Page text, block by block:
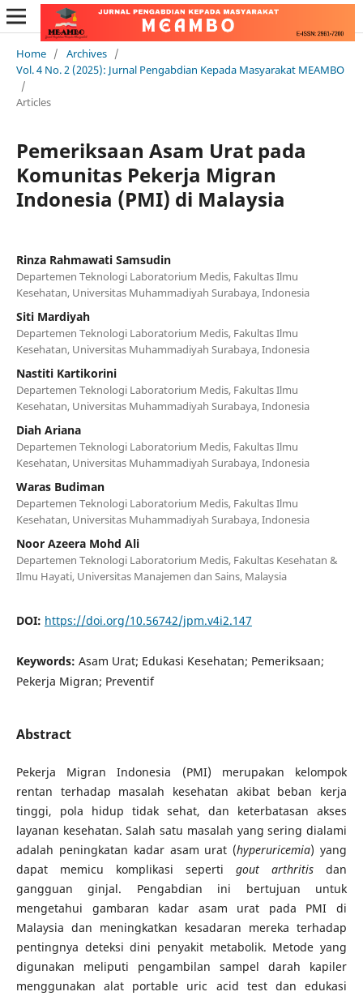
Home / Archives /
Vol. 4 No. 2 (2025): Jurnal Pengabdian Kepada Masyarakat MEAMBO
/
Articles
Pemeriksaan Asam Urat pada
Komunitas Pekerja Migran
Indonesia (PMI) di Malaysia
Rinza Rahmawati Samsudin
Departemen Teknologi Laboratorium Medis, Fakultas Ilmu
Kesehatan, Universitas Muhammadiyah Surabaya, Indonesia
Siti Mardiyah
Departemen Teknologi Laboratorium Medis, Fakultas Ilmu
Kesehatan, Universitas Muhammadiyah Surabaya, Indonesia
Nastiti Kartikorini
Departemen Teknologi Laboratorium Medis, Fakultas Ilmu
Kesehatan, Universitas Muhammadiyah Surabaya, Indonesia
Diah Ariana
Departemen Teknologi Laboratorium Medis, Fakultas Ilmu
Kesehatan, Universitas Muhammadiyah Surabaya, Indonesia
Waras Budiman
Departemen Teknologi Laboratorium Medis, Fakultas Ilmu
Kesehatan, Universitas Muhammadiyah Surabaya, Indonesia
Noor Azeera Mohd Ali
Departemen Teknologi Laboratorium Medis, Fakultas Kesehatan &
Ilmu Hayati, Universitas Manajemen dan Sains, Malaysia
DOI: https://doi.org/10.56742/jpm.v4i2.147
Keywords: Asam Urat; Edukasi Kesehatan; Pemeriksaan;
Pekerja Migran; Preventif
Abstract
Pekerja Migran Indonesia (PMI) merupakan kelompok
rentan terhadap masalah kesehatan akibat beban kerja
tinggi, pola hidup tidak sehat, dan keterbatasan akses
layanan kesehatan. Salah satu masalah yang sering dialami
adalah peningkatan kadar asam urat (hyperuricemia) yang
dapat memicu komplikasi sepertigout arthritis dan
gangguan ginjal. Pengabdian ini bertujuan untuk
mengetahui gambaran kadar asam urat pada PMI di
Malaysia dan meningkatkan kesadaran mereka terhadap
pentingnya deteksi dini penyakit metabolik. Metode yang
digunakan meliputi pengambilan sampel darah kapiler
menggunakan alat portable uric acid test dan edukasi